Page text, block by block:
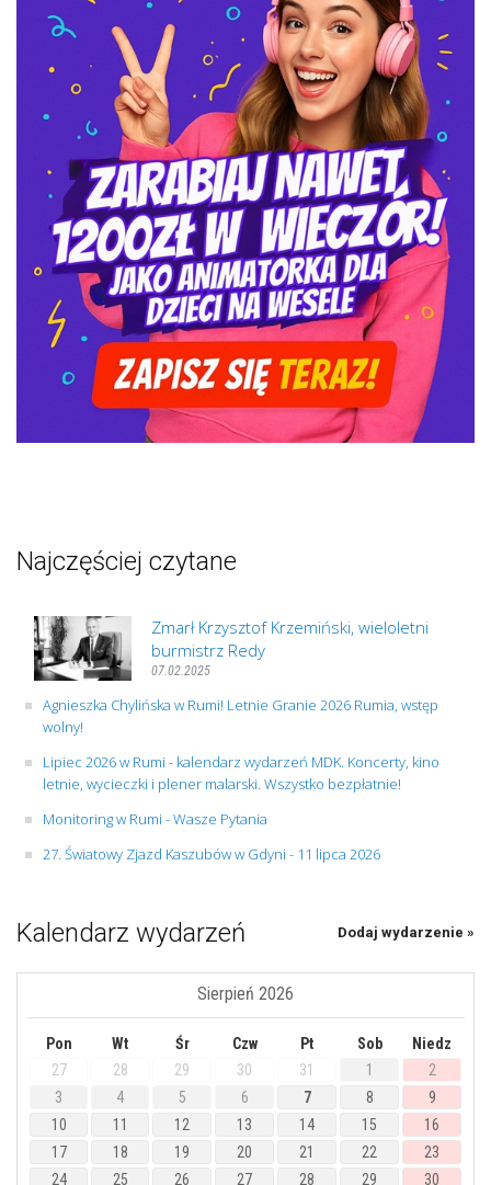
Najczęściej czytane
Zmarł Krzysztof Krzemiński, wieloletni
burmistrz Redy
07.02.2025
Agnieszka Chylińska w Rumi! Letnie Granie 2026 Rumia, wstęp
wolny!
Lipiec 2026 w Rumi - kalendarz wydarzeń MDK. Koncerty, kino
letnie, wycieczki i plener malarski. Wszystko bezpłatnie!
Monitoring w Rumi - Wasze Pytania
27. Światowy Zjazd Kaszubów w Gdyni - 11 lipca 2026
Kalendarz wydarzeń Dodaj wydarzenie »
Sierpień 2026
Pon Wt Śr Czw Pt Sob
Niedz
27
28 29 30 31 1
2
3
4 5 6 7 8
9
10
11 12 13 14 15
16
17
18 19 20 21 22
23
24
25 26 27 28 29
30